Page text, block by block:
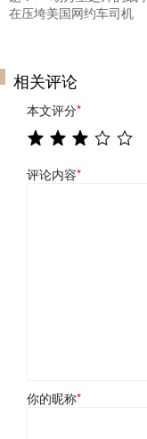
在压垮美国网约车司机
相关评论
本文评分*
评论内容*
你的昵称*